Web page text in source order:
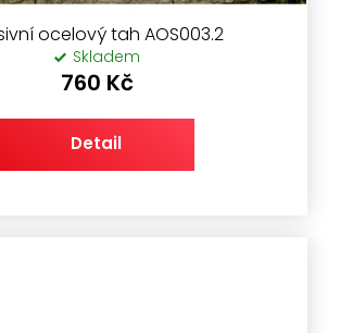
ocelový tah AOS003.2
Skladem
760 Kč
Detail